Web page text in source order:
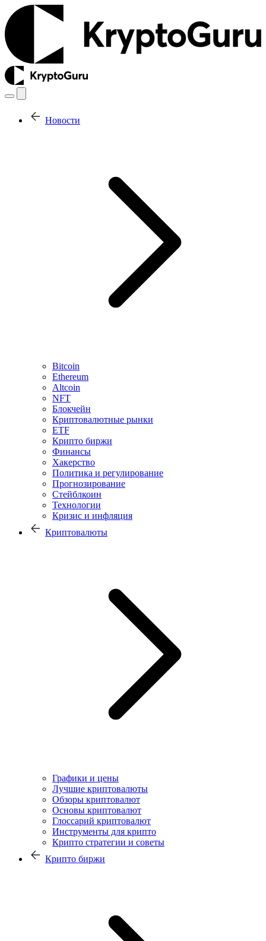
Новости
Bitcoin
Ethereum
Altcoin
NFT
Блокчейн
Криптовалютные рынки
ETF
Крипто биржи
Финансы
Хакерство
Политика и регулирование
Прогнозирование
Стейблкоин
Технологии
Кризис и инфляция
Криптовалюты
Графики и цены
Лучшие криптовалюты
Обзоры криптовалют
Основы криптовалют
Глоссарий криптовалют
Инструменты для крипто
Крипто стратегии и советы
Крипто биржи